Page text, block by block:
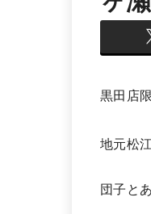
黒田店
地元松
団子と